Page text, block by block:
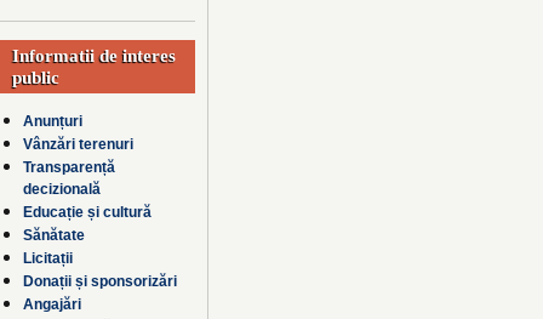
Informatii de interes
public
Anunțuri
Vânzări terenuri
Transparență
decizională
Educație și cultură
Sănătate
Licitații
Donații și sponsorizări
Angajări